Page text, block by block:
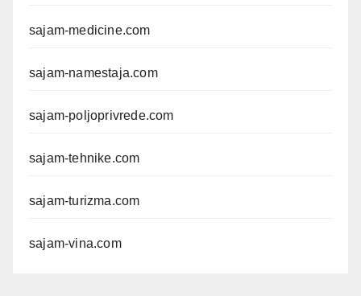
sajam-medicine.com
sajam-namestaja.com
sajam-poljoprivrede.com
sajam-tehnike.com
sajam-turizma.com
sajam-vina.com